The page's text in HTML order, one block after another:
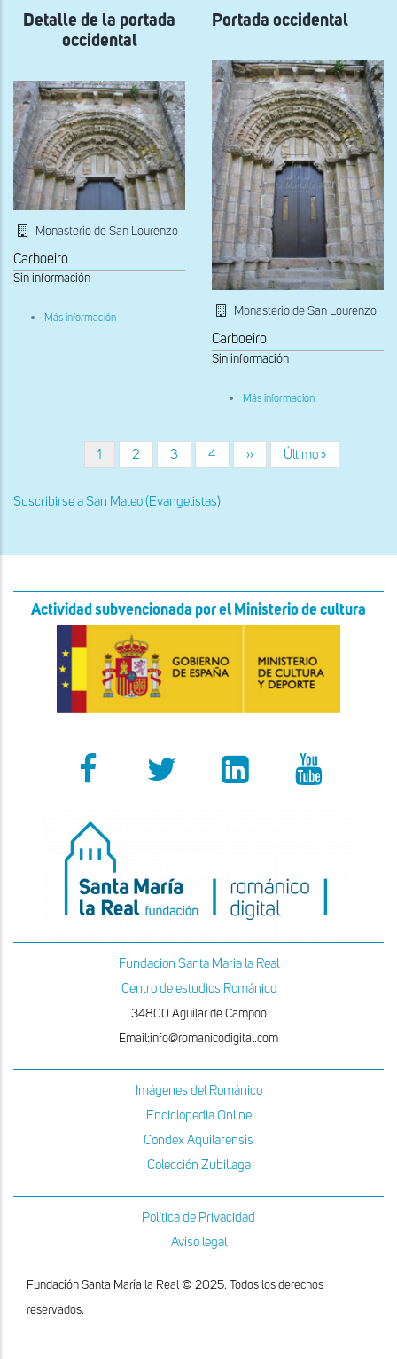
occidental
tímpano
occidental
Detalle de la portada
occidental
Monasterio de San Lourenzo
Carboeiro
Sin información
Más información
Portada occidental
Monasterio de San Lourenzo
Carboeiro
Sin información
Más información
PaginaciónPágina
actual
1 Página
2 Página
3 Página
4
Siguiente
página
››
Última
página
Último »
Suscribirse a San Mateo (Evangelistas)
Actividad subvencionada por el Ministerio de cultura
Fundacion Santa Maria la Real
Centro de estudios Románico
34800 Aguilar de Campoo
Email:info@romanicodigital.com
Imágenes del Románico
Enciclopedia Online
Condex Aquilarensis
Colección Zubillaga
Política de Privacidad
Aviso legal
Fundación Santa María la Real © 2025. Todos los derechos
reservados.